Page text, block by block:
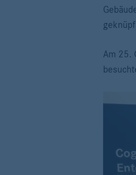
Am 25.